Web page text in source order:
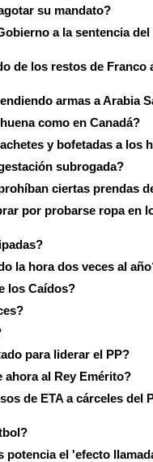
su mandato?
a la sentencia
de los restos de Franco
armas a Arabia
como en Canadá?
y bofetadas a los
subrogada?
ciertas prendas
por probarse ropa en
la hora dos veces al
los Caídos?
para liderar el PP?
ahora al Rey Emérito?
de ETA a cárceles del
potencia el 'efecto